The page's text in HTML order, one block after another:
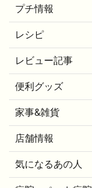
プチ情報
レシピ
レビュー記事
便利グッズ
家事&雑貨
店舗情報
気になるあの人